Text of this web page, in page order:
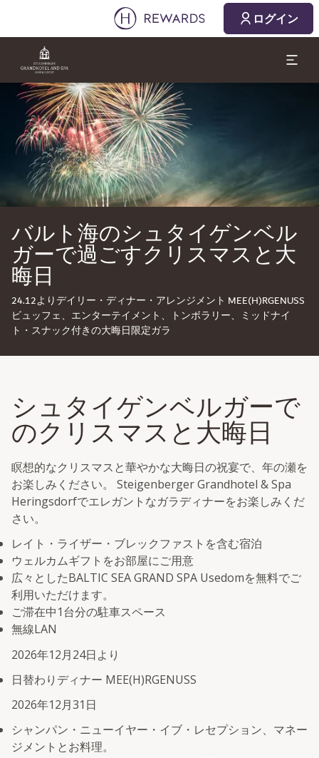
ログイン
スライド1 1
バルト海のシュタイゲンベル
ガーで過ごすクリスマスと大
晦日
24.12よりデイリー・ディナー・アレンジメント MEE(H)RGENUSS
ビュッフェ、エンターテイメント、トンボラリー、ミッドナイ
ト・スナック付きの大晦日限定ガラ
シュタイゲンベルガーで
のクリスマスと大晦日
瞑想的なクリスマスと華やかな大晦日の祝宴で、年の瀬を
お楽しみください。 Steigenberger Grandhotel & Spa
Heringsdorfでエレガントなガラディナーをお楽しみくだ
さい。
レイト・ライザー・ブレックファストを含む宿泊
ウェルカムギフトをお部屋にご用意
広々としたBALTIC SEA GRAND SPA Usedomを無料でご
利用いただけます。
ご滞在中1台分の駐車スペース
無線LAN
2026年12月24日より
日替わりディナー MEE(H)RGENUSS
2026年12月31日
シャンパン・ニューイヤー・イブ・レセプション、マネー
ジメントとお料理。